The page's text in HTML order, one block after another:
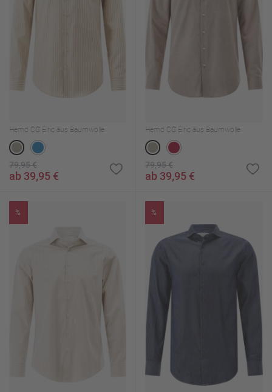
Hemd CG Elric aus Baumwolle
79,95 €
ab 39,95 €
Hemd CG Elric aus Baumwolle
79,95 €
ab 39,95 €
% %